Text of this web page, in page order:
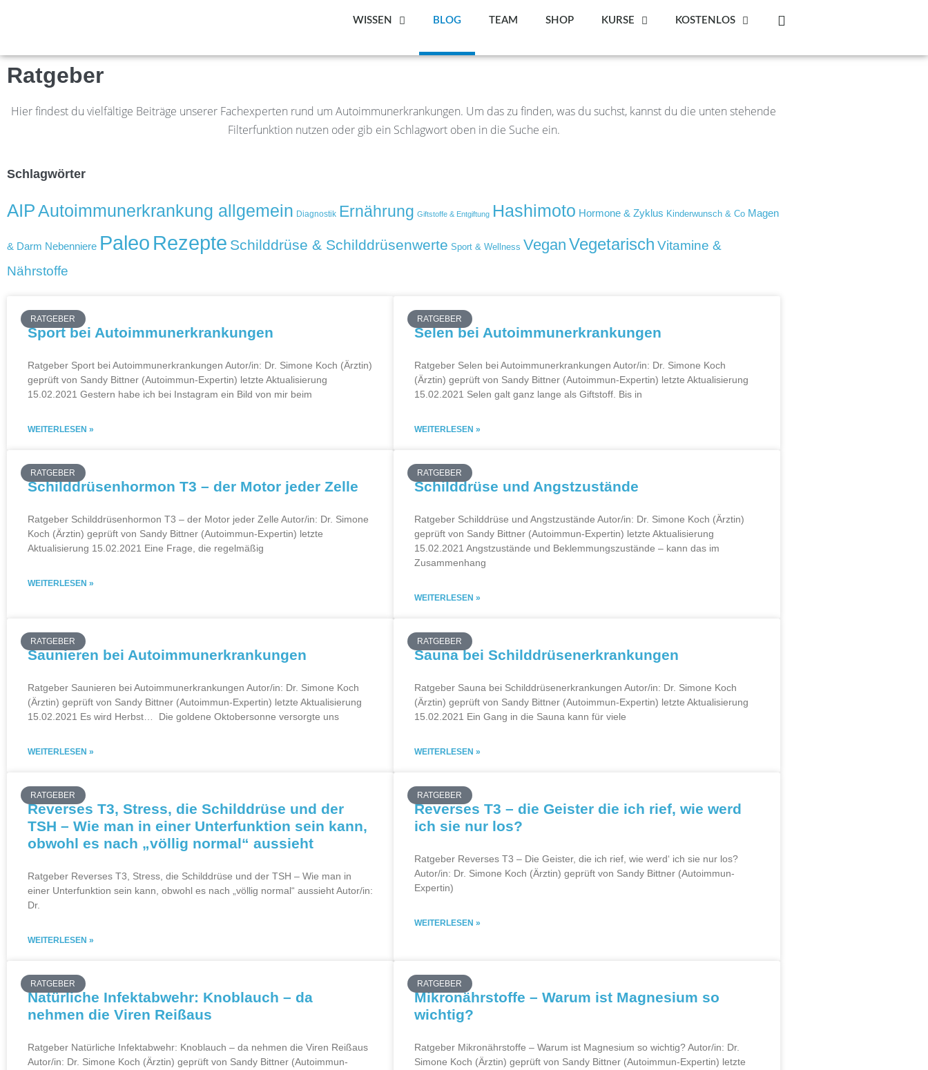
WISSEN BLOG TEAM SHOP KURSE KOSTENLOS
Ratgeber
Hier findest du vielfältige Beiträge unserer Fachexperten rund um Autoimmunerkrankungen. Um das zu finden, was du suchst, kannst du die unten stehende
Filterfunktion nutzen oder gib ein Schlagwort oben in die Suche ein.
Schlagwörter
AIPAutoimmunerkrankung allgemein Diagnostik Ernährung Giftstoffe & Entgiftung Hashimoto Hormone & Zyklus Kinderwunsch & Co Magen
& Darm Nebenniere Paleo Rezepte Schilddrüse & Schilddrüsenwerte Sport & Wellness Vegan Vegetarisch Vitamine &
Nährstoffe
RATGEBER
Sport bei Autoimmunerkrankungen
Ratgeber Sport bei Autoimmunerkrankungen Autor/in: Dr. Simone Koch (Ärztin)
geprüft von Sandy Bittner (Autoimmun-Expertin) letzte Aktualisierung
15.02.2021 Gestern habe ich bei Instagram ein Bild von mir beim
WEITERLESEN »
RATGEBER
Selen bei Autoimmunerkrankungen
Ratgeber Selen bei Autoimmunerkrankungen Autor/in: Dr. Simone Koch
(Ärztin) geprüft von Sandy Bittner (Autoimmun-Expertin) letzte Aktualisierung
15.02.2021 Selen galt ganz lange als Giftstoff. Bis in
WEITERLESEN »
RATGEBER
Schilddrüsenhormon T3 – der Motor jeder Zelle
Ratgeber Schilddrüsenhormon T3 – der Motor jeder Zelle Autor/in: Dr. Simone
Koch (Ärztin) geprüft von Sandy Bittner (Autoimmun-Expertin) letzte
Aktualisierung 15.02.2021 Eine Frage, die regelmäßig
WEITERLESEN »
RATGEBER
Schilddrüse und Angstzustände
Ratgeber Schilddrüse und Angstzustände Autor/in: Dr. Simone Koch (Ärztin)
geprüft von Sandy Bittner (Autoimmun-Expertin) letzte Aktualisierung
15.02.2021 Angstzustände und Beklemmungszustände – kann das im
Zusammenhang
WEITERLESEN »
RATGEBER
Saunieren bei Autoimmunerkrankungen
Ratgeber Saunieren bei Autoimmunerkrankungen Autor/in: Dr. Simone Koch
(Ärztin) geprüft von Sandy Bittner (Autoimmun-Expertin) letzte Aktualisierung
15.02.2021 Es wird Herbst… Die goldene Oktobersonne versorgte uns
WEITERLESEN »
RATGEBER
Sauna bei Schilddrüsenerkrankungen
Ratgeber Sauna bei Schilddrüsenerkrankungen Autor/in: Dr. Simone Koch
(Ärztin) geprüft von Sandy Bittner (Autoimmun-Expertin) letzte Aktualisierung
15.02.2021 Ein Gang in die Sauna kann für viele
WEITERLESEN »
RATGEBER
Reverses T3, Stress, die Schilddrüse und der
TSH – Wie man in einer Unterfunktion sein kann,
obwohl es nach „völlig normal“ aussieht
Ratgeber Reverses T3, Stress, die Schilddrüse und der TSH – Wie man in
einer Unterfunktion sein kann, obwohl es nach „völlig normal“ aussieht Autor/in:
Dr.
WEITERLESEN »
RATGEBER
Reverses T3 – die Geister die ich rief, wie werd
ich sie nur los?
Ratgeber Reverses T3 – Die Geister, die ich rief, wie werd‘ ich sie nur los?
Autor/in: Dr. Simone Koch (Ärztin) geprüft von Sandy Bittner (Autoimmun-
Expertin)
WEITERLESEN »
RATGEBER
Natürliche Infektabwehr: Knoblauch – da
nehmen die Viren Reißaus
Ratgeber Natürliche Infektabwehr: Knoblauch – da nehmen die Viren Reißaus
Autor/in: Dr. Simone Koch (Ärztin) geprüft von Sandy Bittner (Autoimmun-
RATGEBER
Mikronährstoffe – Warum ist Magnesium so
wichtig?
Ratgeber Mikronährstoffe – Warum ist Magnesium so wichtig? Autor/in: Dr.
Simone Koch (Ärztin) geprüft von Sandy Bittner (Autoimmun-Expertin) letzte